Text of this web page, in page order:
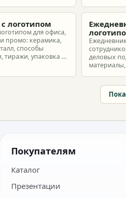
заказ без лишнего
макет и
логотипом
для офиса,
промо: керамика,
способы
тиражи, упаковка и
деловых
Покупателям
Каталог
Презентации